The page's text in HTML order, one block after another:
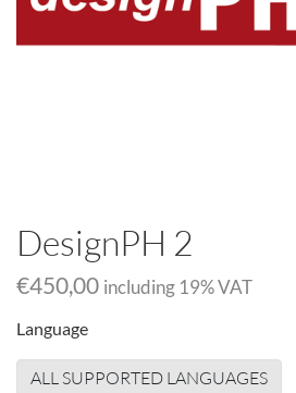
DesignPH 2
€450,00 including 19% VAT
Language
ALL SUPPORTED LANGUAGES